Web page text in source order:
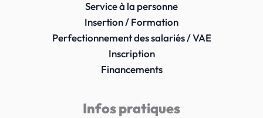
Service à la personne
Insertion / Formation
Perfectionnement des salariés / VAE
Inscription
Financements
Infos pratiques